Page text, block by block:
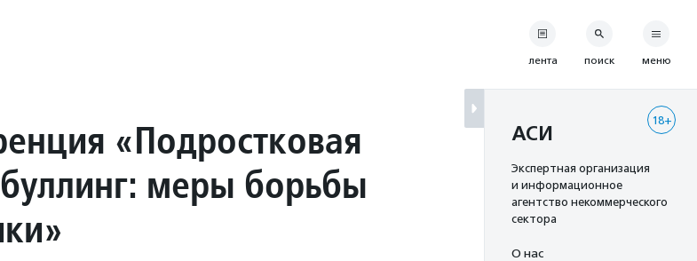
«Подростковая
меры борьбы
лента поиск меню
18+
АСИ
Экспертная организация
и информационное
агентство некоммерческого
сектора
О нас